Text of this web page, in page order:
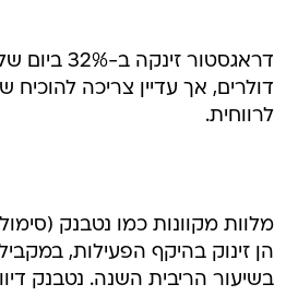
דולרים, אך עדיין צריכה להוכיח
לרווחית.
הן זינוק בהיקף הפעילות,